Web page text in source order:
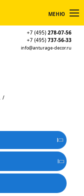
МЕНЮ
+7 (495) 278-07-56
+7 (495) 737-56-33
info@anturage-decor.ru